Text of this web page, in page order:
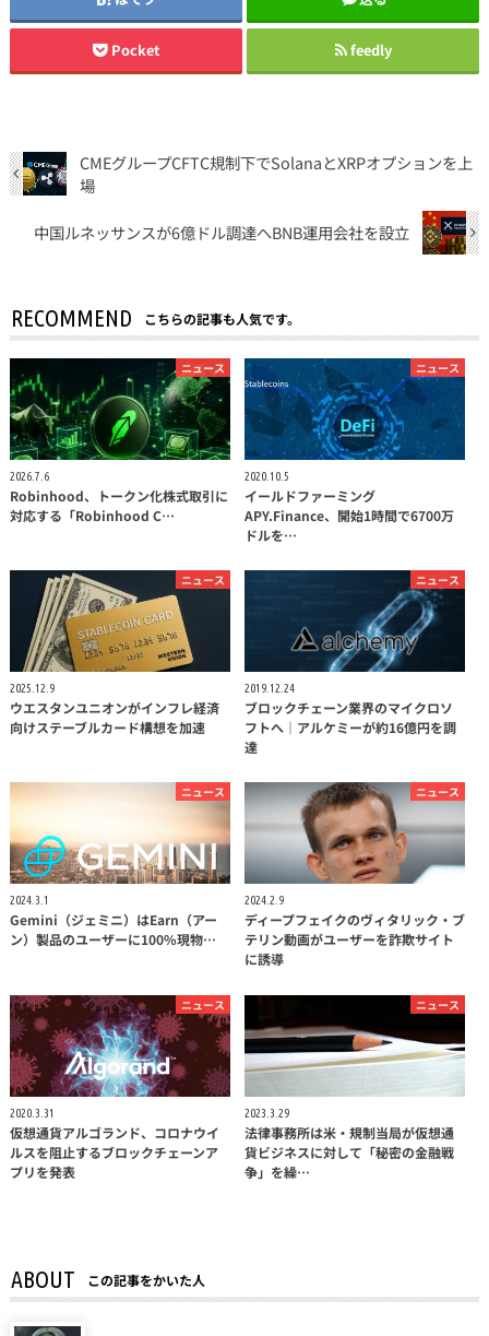
Pocket feedly
CMEグループCFTC規制下でSolanaとXRPオプションを上
場
中国ルネッサンスが6億ドル調達へBNB運用会社を設立
RECOMMEND こちらの記事も人気です。
ニュース
2026.7.6
Robinhood、トークン化株式取引に
対応する「Robinhood C…
ニュース
2020.10.5
イールドファーミング
APY.Finance、開始1時間で6700万
ドルを…
ニュース
2025.12.9
ウエスタンユニオンがインフレ経済
向けステーブルカード構想を加速
ニュース
2019.12.24
ブロックチェーン業界のマイクロソ
フトへ｜アルケミーが約16億円を調
達
ニュース
2024.3.1
Gemini（ジェミニ）はEarn（アー
ン）製品のユーザーに100%現物…
ニュース
2024.2.9
ディープフェイクのヴィタリック・ブ
テリン動画がユーザーを詐欺サイト
に誘導
ニュース
2020.3.31
仮想通貨アルゴランド、コロナウイ
ルスを阻止するブロックチェーンア
プリを発表
ニュース
2023.3.29
法律事務所は米・規制当局が仮想通
貨ビジネスに対して「秘密の金融戦
争」を繰…
ABOUT この記事をかいた人